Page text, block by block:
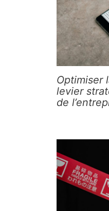
Optimiser
levier
de